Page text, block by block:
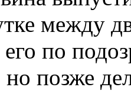
между
его по
но позже